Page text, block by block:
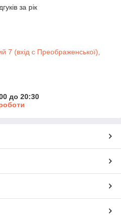
за рік
7 (вхід с Преображенської),
до 20:30